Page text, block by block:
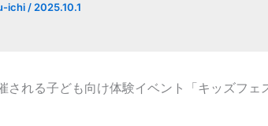
ichi / 2025.10.1
される子ども向け体験イベント「キッズフェ